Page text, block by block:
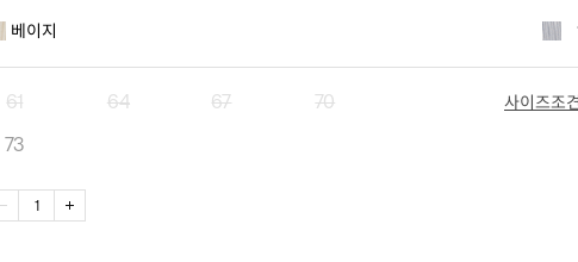
베이지
61 64 67 70
73
사이즈조